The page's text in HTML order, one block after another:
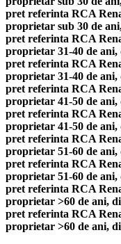
pret referinta RCA
proprietar sub 30 de
pret referinta RCA
proprietar 31-40 de
pret referinta RCA
proprietar 31-40 de
pret referinta RCA
proprietar 41-50 de
pret referinta RCA
proprietar 41-50 de
pret referinta RCA
proprietar 51-60 de
pret referinta RCA
proprietar 51-60 de
pret referinta RCA
proprietar >60 de ani,
pret referinta RCA
proprietar >60 de ani,